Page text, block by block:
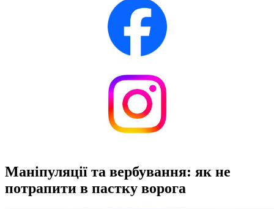
Маніпуляції та вербування: як не
потрапити в пастку ворога